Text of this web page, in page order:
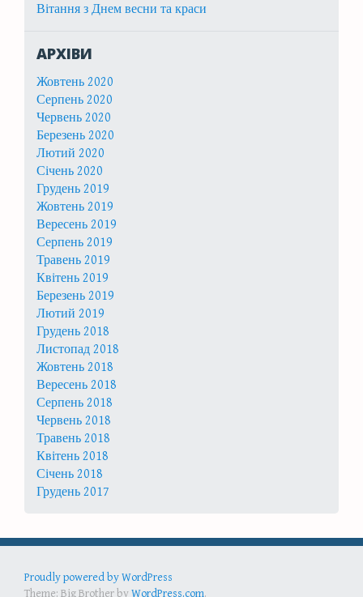
Вітання з Днем весни та краси
АРХІВИ
Жовтень 2020
Серпень 2020
Червень 2020
Березень 2020
Лютий 2020
Січень 2020
Грудень 2019
Жовтень 2019
Вересень 2019
Серпень 2019
Травень 2019
Квітень 2019
Березень 2019
Лютий 2019
Грудень 2018
Листопад 2018
Жовтень 2018
Вересень 2018
Серпень 2018
Червень 2018
Травень 2018
Квітень 2018
Січень 2018
Грудень 2017
Proudly powered by WordPress
Theme: Big Brother byWordPress.com.